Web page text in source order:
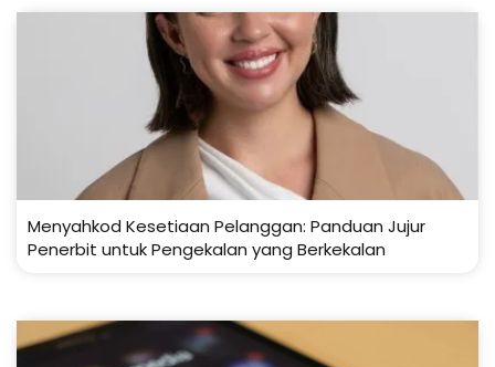
Menyahkod Kesetiaan Pelanggan: Panduan Jujur
Penerbit untuk Pengekalan yang Berkekalan